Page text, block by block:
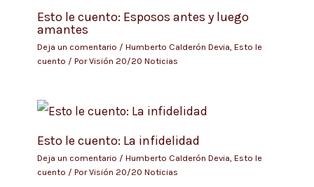
Esto le cuento: Esposos antes y luego
amantes
Deja un comentario / Humberto Calderón Devia, Esto le
cuento / PorVisión 20/20 Noticias
Esto le cuento: La infidelidad
Deja un comentario / Humberto Calderón Devia, Esto le
cuento / PorVisión 20/20 Noticias